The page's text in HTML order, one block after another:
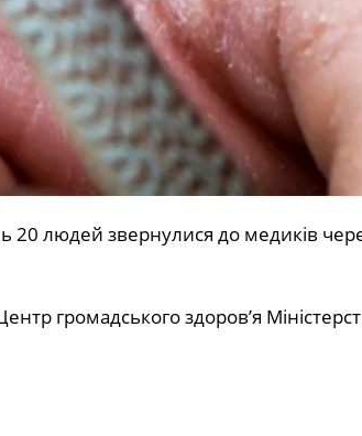
20 людей звернулися до медиків
громадського здоров’я